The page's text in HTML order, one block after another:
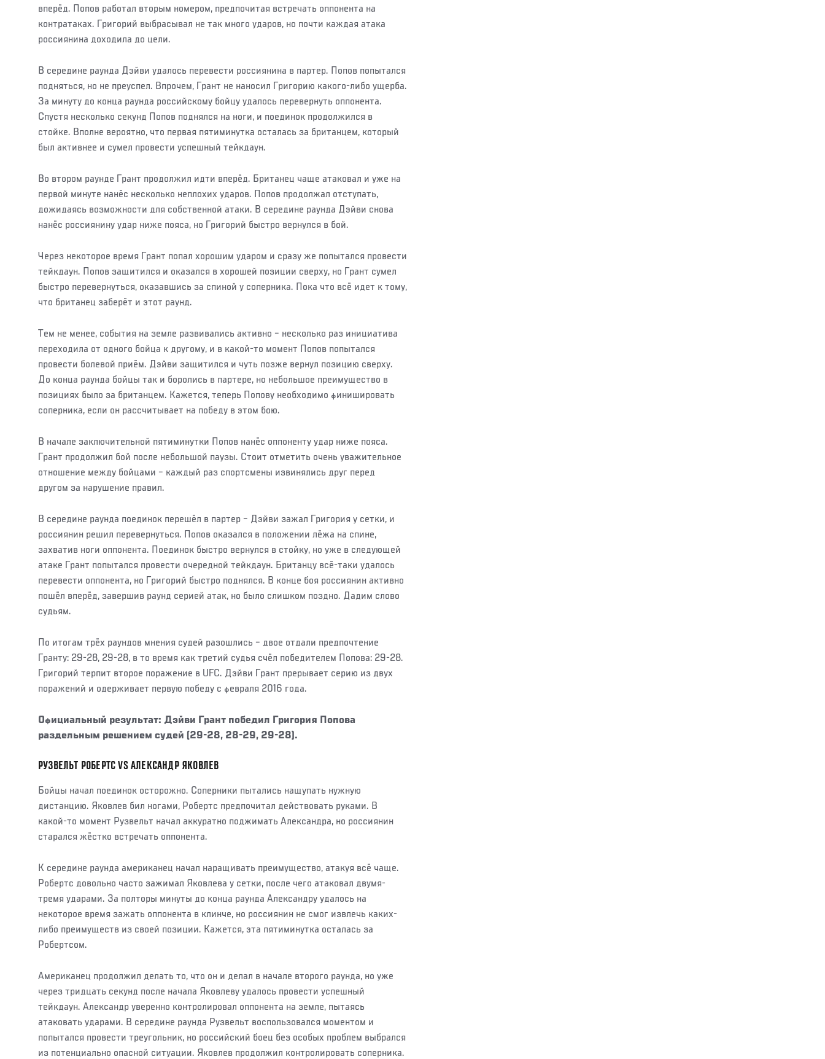
вперёд. Попов работал вторым номером, предпочитая встречать оппонента на
контратаках. Григорий выбрасывал не так много ударов, но почти каждая атака
россиянина доходила до цели.
В середине раунда Дэйви удалось перевести россиянина в партер. Попов попытался
подняться, но не преуспел. Впрочем, Грант не наносил Григорию какого-либо ущерба.
За минуту до конца раунда российскому бойцу удалось перевернуть оппонента.
Спустя несколько секунд Попов поднялся на ноги, и поединок продолжился в
стойке. Вполне вероятно, что первая пятиминутка осталась за британцем, который
был активнее и сумел провести успешный тейкдаун.
Во втором раунде Грант продолжил идти вперёд. Британец чаще атаковал и уже на
первой минуте нанёс несколько неплохих ударов. Попов продолжал отступать,
дожидаясь возможности для собственной атаки. В середине раунда Дэйви снова
нанёс россиянину удар ниже пояса, но Григорий быстро вернулся в бой.
Через некоторое время Грант попал хорошим ударом и сразу же попытался провести
тейкдаун. Попов защитился и оказался в хорошей позиции сверху, но Грант сумел
быстро перевернуться, оказавшись за спиной у соперника. Пока что всё идет к тому,
что британец заберёт и этот раунд.
Тем не менее, события на земле развивались активно – несколько раз инициатива
переходила от одного бойца к другому, и в какой-то момент Попов попытался
провести болевой приём. Дэйви защитился и чуть позже вернул позицию сверху.
До конца раунда бойцы так и боролись в партере, но небольшое преимущество в
позициях было за британцем. Кажется, теперь Попову необходимо финишировать
соперника, если он рассчитывает на победу в этом бою.
В начале заключительной пятиминутки Попов нанёс оппоненту удар ниже пояса.
Грант продолжил бой после небольшой паузы. Стоит отметить очень уважительное
отношение между бойцами – каждый раз спортсмены извинялись друг перед
другом за нарушение правил.
В середине раунда поединок перешёл в партер – Дэйви зажал Григория у сетки, и
россиянин решил перевернуться. Попов оказался в положении лёжа на спине,
захватив ноги оппонента. Поединок быстро вернулся в стойку, но уже в следующей
атаке Грант попытался провести очередной тейкдаун. Британцу всё-таки удалось
перевести оппонента, но Григорий быстро поднялся. В конце боя россиянин активно
пошёл вперёд, завершив раунд серией атак, но было слишком поздно. Дадим слово
судьям.
По итогам трёх раундов мнения судей разошлись – двое отдали предпочтение
Гранту: 29-28, 29-28, в то время как третий судья счёл победителем Попова: 29-28.
Григорий терпит второе поражение в UFC. Дэйви Грант прерывает серию из двух
поражений и одерживает первую победу с февраля 2016 года.
Официальный результат: Дэйви Грант победил Григория Попова
раздельным решением судей (29-28, 28-29, 29-28).
РУЗВЕЛЬТ РОБЕРТС VS АЛЕКСАНДР ЯКОВЛЕВ
Бойцы начал поединок осторожно. Соперники пытались нащупать нужную
дистанцию. Яковлев бил ногами, Робертс предпочитал действовать руками. В
какой-то момент Рузвельт начал аккуратно поджимать Александра, но россиянин
старался жёстко встречать оппонента.
К середине раунда американец начал наращивать преимущество, атакуя всё чаще.
Робертс довольно часто зажимал Яковлева у сетки, после чего атаковал двумя-
тремя ударами. За полторы минуты до конца раунда Александру удалось на
некоторое время зажать оппонента в клинче, но россиянин не смог извлечь каких-
либо преимуществ из своей позиции. Кажется, эта пятиминутка осталась за
Робертсом.
Американец продолжил делать то, что он и делал в начале второго раунда, но уже
через тридцать секунд после начала Яковлеву удалось провести успешный
тейкдаун. Александр уверенно контролировал оппонента на земле, пытаясь
атаковать ударами. В середине раунда Рузвельт воспользовался моментом и
попытался провести треугольник, но российский боец без особых проблем выбрался
из потенциально опасной ситуации. Яковлев продолжил контролировать соперника.